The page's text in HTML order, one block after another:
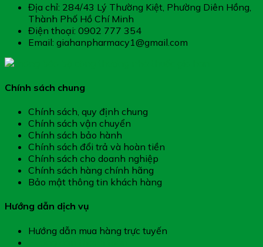
Địa chỉ: 284/43 Lý Thường Kiệt, Phường Diên Hồng,
Thành Phố Hồ Chí Minh
Điện thoại: 0902 777 354
Email: giahanpharmacy1@gmail.com
Chính sách chung
Chính sách, quy định chung
Chính sách vận chuyển
Chính sách bảo hành
Chính sách đổi trả và hoàn tiền
Chính sách cho doanh nghiệp
Chính sách hàng chính hãng
Bảo mật thông tin khách hàng
Hướng dẫn dịch vụ
Hướng dẫn mua hàng trực tuyến